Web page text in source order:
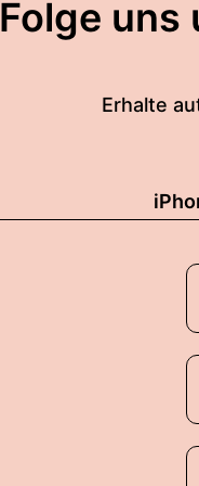
Folge uns
Erhalte